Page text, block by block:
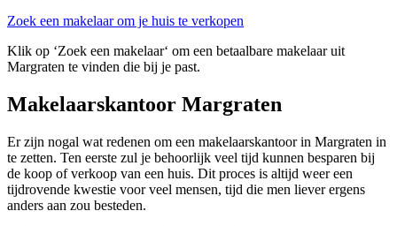
Zoek een makelaar om je huis te verkopen
Klik op ‘Zoek een makelaar‘ om een betaalbare makelaar uit
Margraten te vinden die bij je past.
Makelaarskantoor Margraten
Er zijn nogal wat redenen om een makelaarskantoor in Margraten in
te zetten. Ten eerste zul je behoorlijk veel tijd kunnen besparen bij
de koop of verkoop van een huis. Dit proces is altijd weer een
tijdrovende kwestie voor veel mensen, tijd die men liever ergens
anders aan zou besteden.